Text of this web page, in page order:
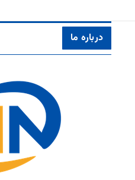
درباره ما